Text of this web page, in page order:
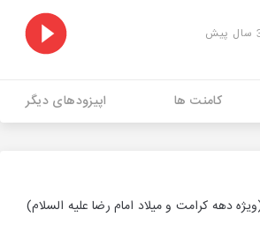
پیش
کامنت ها اپیزودهای دیگر
دهه کرامت و میلاد امام رضا علیه السلام)